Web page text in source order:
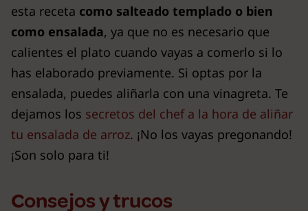
esta receta como salteado templado o bien
como ensalada, ya que no es necesario que
calientes el plato cuando vayas a comerlo si lo
has elaborado previamente. Si optas por la
ensalada, puedes aliñarla con una vinagreta. Te
dejamos los secretos del chef a la hora de aliñar
tu ensalada de arroz. ¡No los vayas pregonando!
¡Son solo para ti!
Consejos y trucos